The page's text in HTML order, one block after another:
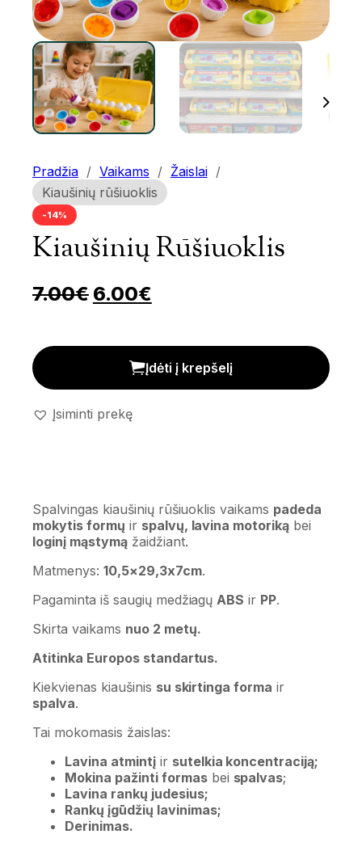
Pradžia / Vaikams / Žaislai /
Kiaušinių rūšiuoklis
-14%
Kiaušinių Rūšiuoklis
7.00€ Pradinė kaina buvo: 7.00€.
6.00€Dabartinė kaina yra:
Kiaušinių rūšiuoklis kiekis
Įdėti į krepšelį
Įsiminti prekę
Spalvingas kiaušinių rūšiuoklis vaikams padeda
mokytis formų ir spalvų, lavina motoriką bei
loginį mąstymąžaidžiant.
Matmenys: 10,5×29,3x7cm.
Pagaminta iš saugių medžiagųABS ir PP.
Skirta vaikams nuo 2 metų.
Atitinka Europos standartus.
Kiekvienas kiaušinis su skirtinga forma ir
spalva.
Tai mokomasis žaislas:
Lavina atmintįir sutelkia koncentraciją;
Mokina pažinti formasbei spalvas;
Lavina rankų judesius;
Rankų įgūdžių lavinimas;
Derinimas.